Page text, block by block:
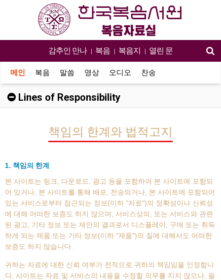
감추인 만나 | 복음 | 복음지 | 열린 문
메인 복음 말씀 영상 오디오 찬송
Lines of Responsibility
책임의 한계와 법적고지
1. 책임의 한계
본 사이트는 링크, 다운로드, 광고 등을 포함하여 본 사이트에 포함되
어 있거나, 본 사이트를 통해 배포, 전송되거나, 본 사이트에 포함되어
있는 서비스로부터 접근되는 정보(이하 "자료")의 정확성이나 신뢰성
에 대해 어떠한 보증도 하지 않으며, 서비스상의, 또는 서비스와 관련
된 광고, 기타 정보 또는 제안의 결과로서 디스플레이, 구매 또는 취득
하게 되는 제품 또는 기타 정보(이하 "제품")의 질에 대해서도 어떠한
보증도 하지 않습니다.
귀하는 자료에 대한 신뢰 여부가 전적으로 귀하의 책임임을 인정합니
다. 사이트는 자료 및 서비스의 내용을 수정할 의무를 지지 않으나, 필